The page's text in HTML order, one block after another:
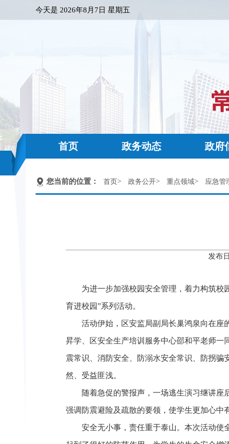
今天是 2026年8月7日 星期五
首页 政务动态 政府
您当前的位置： 首页> 政务公开> 重点领域> 应急管
发布
为进一步加强校园安全管理，着力构筑校
育进校园”系列活动。
活动伊始，区安监局副局长巢鸿泉向在座
昇学、区安全生产培训服务中心邵和平老师
震常识、消防安全、防溺水安全常识、防拐
然、受益匪浅。
随着急促的警报声，一场逃生演习继讲
强调防震避险及疏散的要领，使学生更加心中
安全无小事，责任重于泰山。本次活动使